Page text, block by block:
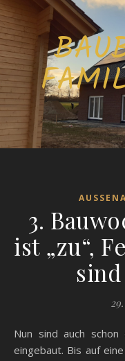
3.
ist „zu“,
Nun sind auch schon die Fenster und Türen (Bautüren)
eingebaut. Bis auf